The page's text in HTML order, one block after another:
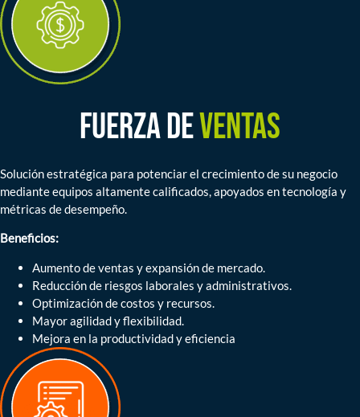
Fuerza deventas
Solución estratégica para potenciar el crecimiento de su negocio
mediante equipos altamente calificados, apoyados en tecnología y
métricas de desempeño.
Beneficios:
Aumento de ventas y expansión de mercado.
Reducción de riesgos laborales y administrativos.
Optimización de costos y recursos.
Mayor agilidad y flexibilidad.
Mejora en la productividad y eficiencia